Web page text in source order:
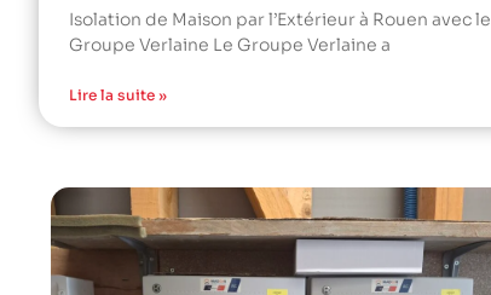
Isolation de Maison par l’Extérieur à Rouen avec le
Groupe Verlaine Le Groupe Verlaine a
Lire la suite »